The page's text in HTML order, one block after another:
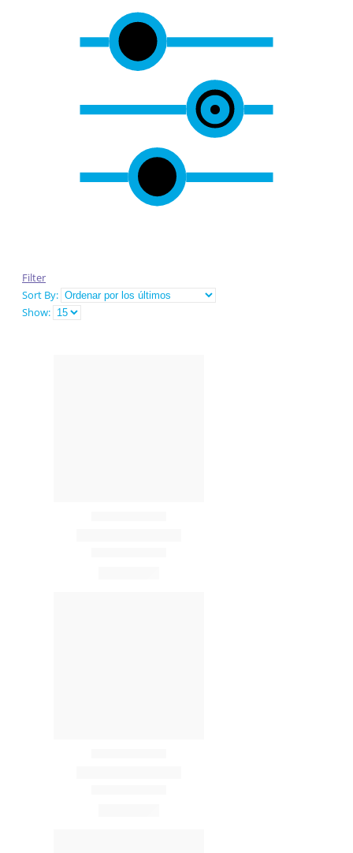
Filter
Sort By:
Show: